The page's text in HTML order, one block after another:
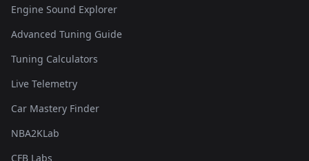
Engine Sound Explorer
Advanced Tuning Guide
Tuning Calculators
Live Telemetry
Car Mastery Finder
NBA2KLab
CFB Labs